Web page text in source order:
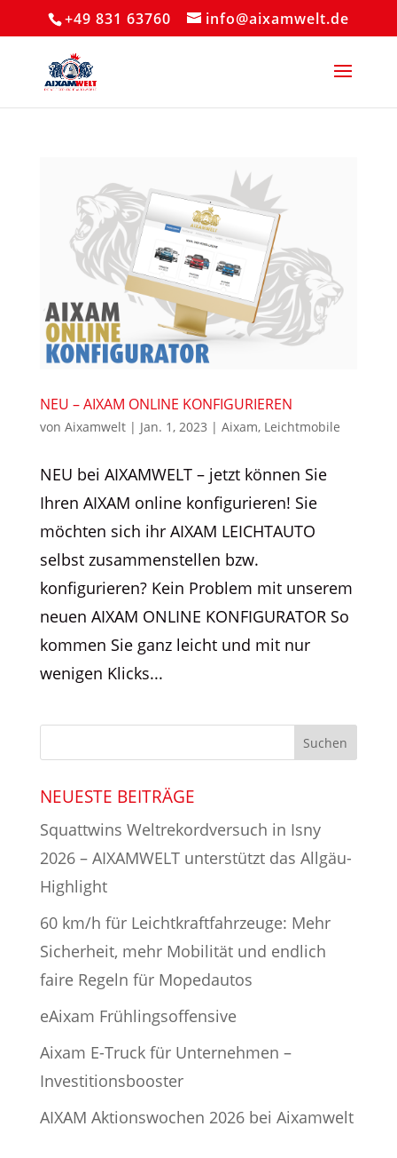
+49 831 63760 info@aixamwelt.de
NEU – AIXAM ONLINE KONFIGURIEREN
von Aixamwelt| Jan. 1, 2023 | Aixam, Leichtmobile
NEU bei AIXAMWELT – jetzt können Sie
Ihren AIXAM online konfigurieren! Sie
möchten sich ihr AIXAM LEICHTAUTO
selbst zusammenstellen bzw.
konfigurieren? Kein Problem mit unserem
neuen AIXAM ONLINE KONFIGURATOR So
kommen Sie ganz leicht und mit nur
wenigen Klicks...
NEUESTE BEITRÄGE
Squattwins Weltrekordversuch in Isny
2026 – AIXAMWELT unterstützt das Allgäu-
Highlight
60 km/h für Leichtkraftfahrzeuge: Mehr
Sicherheit, mehr Mobilität und endlich
faire Regeln für Mopedautos
eAixam Frühlingsoffensive
Aixam E-Truck für Unternehmen –
Investitionsbooster
AIXAM Aktionswochen 2026 bei Aixamwelt